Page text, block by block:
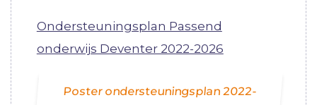
Ondersteuningsplan Passend
onderwijs Deventer 2022-2026
Poster ondersteuningsplan 2022-